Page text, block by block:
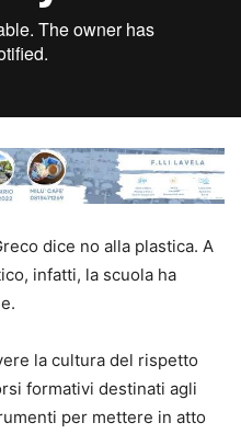
dice no alla plastica. A
infatti, la scuola ha
la cultura del rispetto
formativi destinati agli
per mettere in atto